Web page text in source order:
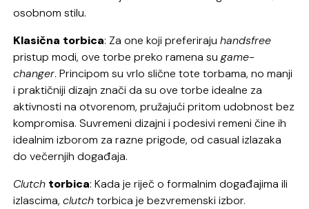
osobnom stilu.
Klasična torbica: Za one koji preferirajuhandsfree
pristup modi, ove torbe preko ramena sugame-
changer. Principom su vrlo slične tote torbama, no manji
i praktičniji dizajn znači da su ove torbe idealne za
aktivnosti na otvorenom, pružajući pritom udobnost bez
kompromisa. Suvremeni dizajni i podesivi remeni čine ih
idealnim izborom za razne prigode, od casual izlazaka
do večernjih događaja.
Clutch torbica: Kada je riječ o formalnim događajima ili
izlascima,clutchtorbica je bezvremenski izbor.